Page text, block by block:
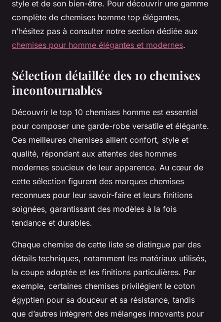
style et de son bien-être. Pour découvrir une gamme
complète de chemises homme top élégantes,
n’hésitez pas à consulter notre section dédiée aux
chemises pour homme élégantes et modernes.
Sélection détaillée des 10 chemises
incontournables
Découvrir le top 10 chemises homme est essentiel
pour composer une garde-robe versatile et élégante.
Ces meilleures chemises allient confort, style et
qualité, répondant aux attentes des hommes
modernes soucieux de leur apparence. Au cœur de
cette sélection figurent des marques chemises
reconnues pour leur savoir-faire et leurs finitions
soignées, garantissant des modèles à la fois
tendance et durables.
Chaque chemise de cette liste se distingue par des
détails techniques, notamment les matériaux utilisés,
la coupe adoptée et les finitions particulières. Par
exemple, certaines chemises privilégient le coton
égyptien pour sa douceur et sa résistance, tandis
que d’autres intègrent des mélanges innovants pour